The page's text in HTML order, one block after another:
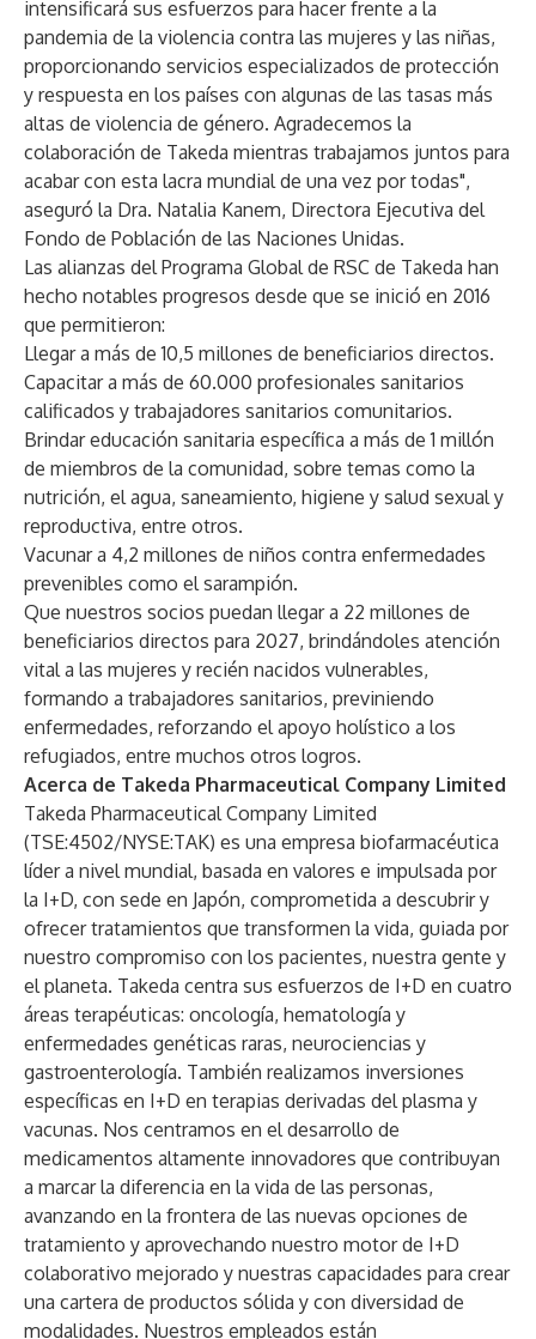
intensificará sus esfuerzos para hacer frente a la
pandemia de la violencia contra las mujeres y las niñas,
proporcionando servicios especializados de protección
y respuesta en los países con algunas de las tasas más
altas de violencia de género. Agradecemos la
colaboración de Takeda mientras trabajamos juntos para
acabar con esta lacra mundial de una vez por todas",
aseguró la Dra. Natalia Kanem, Directora Ejecutiva del
Fondo de Población de las Naciones Unidas.
Las alianzas del Programa Global de RSC de Takeda han
hecho notables progresos desde que se inició en 2016
que permitieron:
Llegar a más de 10,5 millones de beneficiarios directos.
Capacitar a más de 60.000 profesionales sanitarios
calificados y trabajadores sanitarios comunitarios.
Brindar educación sanitaria específica a más de 1 millón
de miembros de la comunidad, sobre temas como la
nutrición, el agua, saneamiento, higiene y salud sexual y
reproductiva, entre otros.
Vacunar a 4,2 millones de niños contra enfermedades
prevenibles como el sarampión.
Que nuestros socios puedan llegar a 22 millones de
beneficiarios directos para 2027, brindándoles atención
vital a las mujeres y recién nacidos vulnerables,
formando a trabajadores sanitarios, previniendo
enfermedades, reforzando el apoyo holístico a los
refugiados, entre muchos otros logros.
Acerca de Takeda Pharmaceutical Company Limited
Takeda Pharmaceutical Company Limited
(TSE:4502/NYSE:TAK) es una empresa biofarmacéutica
líder a nivel mundial, basada en valores e impulsada por
la I+D, con sede en Japón, comprometida a descubrir y
ofrecer tratamientos que transformen la vida, guiada por
nuestro compromiso con los pacientes, nuestra gente y
el planeta. Takeda centra sus esfuerzos de I+D en cuatro
áreas terapéuticas: oncología, hematología y
enfermedades genéticas raras, neurociencias y
gastroenterología. También realizamos inversiones
específicas en I+D en terapias derivadas del plasma y
vacunas. Nos centramos en el desarrollo de
medicamentos altamente innovadores que contribuyan
a marcar la diferencia en la vida de las personas,
avanzando en la frontera de las nuevas opciones de
tratamiento y aprovechando nuestro motor de I+D
colaborativo mejorado y nuestras capacidades para crear
una cartera de productos sólida y con diversidad de
modalidades. Nuestros empleados están